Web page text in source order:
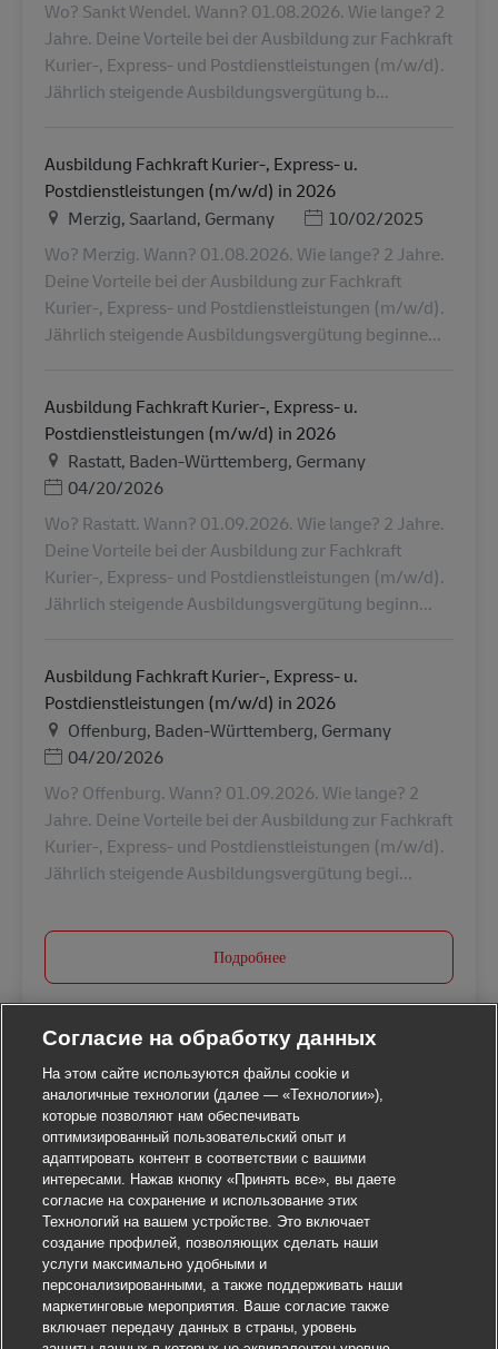
Wo? Sankt Wendel. Wann? 01.08.2026. Wie lange? 2
Jahre. Deine Vorteile bei der Ausbildung zur Fachkraft
Kurier-, Express- und Postdienstleistungen (m/w/d).
Jährlich steigende Ausbildungsvergütung b...
Ausbildung Fachkraft Kurier-, Express- u.
Postdienstleistungen (m/w/d) in 2026
Местоположение
Merzig, Saarland, Germany Дата публикации
10/02/2025
Wo? Merzig. Wann? 01.08.2026. Wie lange? 2 Jahre.
Deine Vorteile bei der Ausbildung zur Fachkraft
Kurier-, Express- und Postdienstleistungen (m/w/d).
Jährlich steigende Ausbildungsvergütung beginne...
Ausbildung Fachkraft Kurier-, Express- u.
Postdienstleistungen (m/w/d) in 2026
Местоположение
Rastatt, Baden-Württemberg, Germany
Дата публикации
04/20/2026
Wo? Rastatt. Wann? 01.09.2026. Wie lange? 2 Jahre.
Deine Vorteile bei der Ausbildung zur Fachkraft
Kurier-, Express- und Postdienstleistungen (m/w/d).
Jährlich steigende Ausbildungsvergütung beginn...
Ausbildung Fachkraft Kurier-, Express- u.
Postdienstleistungen (m/w/d) in 2026
Местоположение
Offenburg, Baden-Württemberg, Germany
Дата публикации
04/20/2026
Wo? Offenburg. Wann? 01.09.2026. Wie lange? 2
Jahre. Deine Vorteile bei der Ausbildung zur Fachkraft
Kurier-, Express- und Postdienstleistungen (m/w/d).
Jährlich steigende Ausbildungsvergütung begi...
Подробнее
Согласие на обработку данных
На этом сайте используются файлы cookie и
аналогичные технологии (далее — «Технологии»),
которые позволяют нам обеспечивать
оптимизированный пользовательский опыт и
адаптировать контент в соответствии с вашими
интересами. Нажав кнопку «Принять все», вы даете
согласие на сохранение и использование этих
Технологий на вашем устройстве. Это включает
создание профилей, позволяющих сделать наши
услуги максимально удобными и
персонализированными, а также поддерживать наши
маркетинговые мероприятия. Ваше согласие также
включает передачу данных в страны, уровень